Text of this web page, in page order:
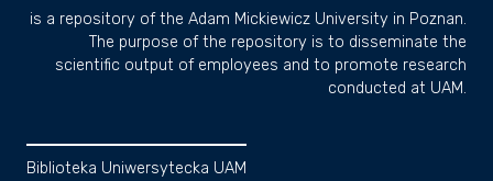
is a repository of the Adam Mickiewicz University in Poznan.
The purpose of the repository is to disseminate the
scientific output of employees and to promote research
conducted at UAM.
Biblioteka Uniwersytecka UAM